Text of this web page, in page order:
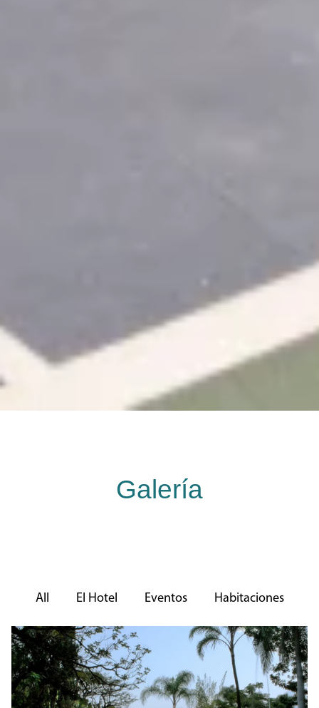
Galería
All El Hotel Eventos Habitaciones